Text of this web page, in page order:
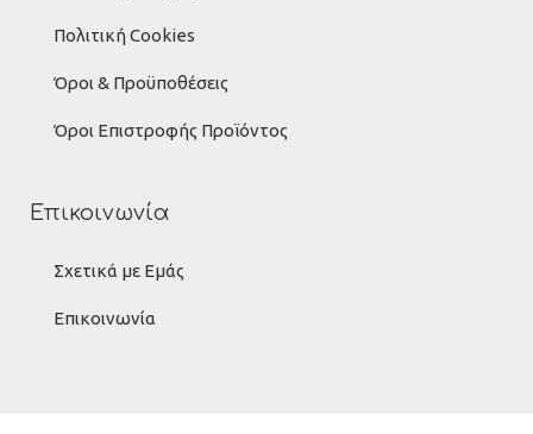
Πολιτική Cookies
Όροι & Προϋποθέσεις
Όροι Επιστροφής Προϊόντος
Επικοινωνία
Σχετικά με Εμάς
Επικοινωνία